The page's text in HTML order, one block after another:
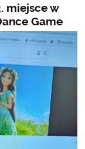
miejsce w
Game